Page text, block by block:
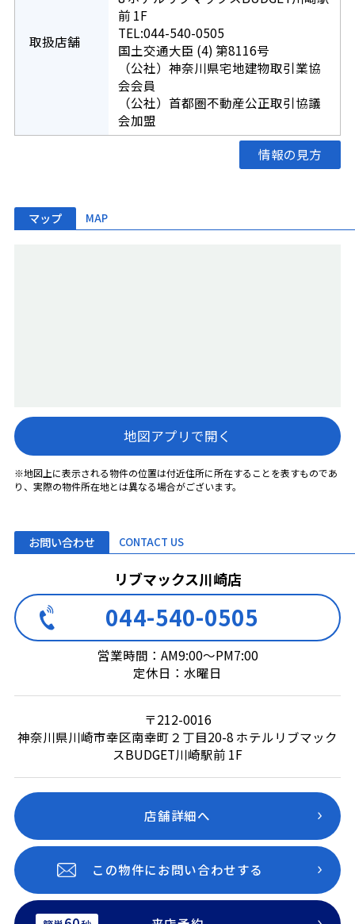
取扱店舗
前 1F
TEL:044-540-0505
国土交通大臣 (4) 第8116号
（公社）神奈川県宅地建物取引業協
会会員
（公社）首都圏不動産公正取引協議
会加盟
情報の見方
マップ MAP
地図アプリで開く
※地図上に表示される物件の位置は付近住所に所在することを表すものであ
り、実際の物件所在地とは異なる場合がございます。
お問い合わせ CONTACT US
リブマックス川崎店
044-540-0505
営業時間：AM9:00～PM7:00
定休日：水曜日
〒212-0016
神奈川県川崎市幸区南幸町２丁目20-8 ホテルリブマック
スBUDGET川崎駅前 1F
店舗詳細へ
この物件にお問い合わせする